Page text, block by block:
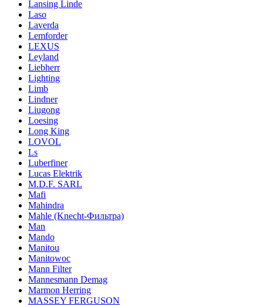
Lansing Linde
Laso
Laverda
Lemforder
LEXUS
Leyland
Liebherr
Lighting
Limb
Lindner
Liugong
Loesing
Long King
LOVOL
Ls
Luberfiner
Lucas Elektrik
M.D.F. SARL
Mafi
Mahindra
Mahle (Knecht-Фильтра)
Man
Mando
Manitou
Manitowoc
Mann Filter
Mannesmann Demag
Marmon Herring
MASSEY FERGUSON